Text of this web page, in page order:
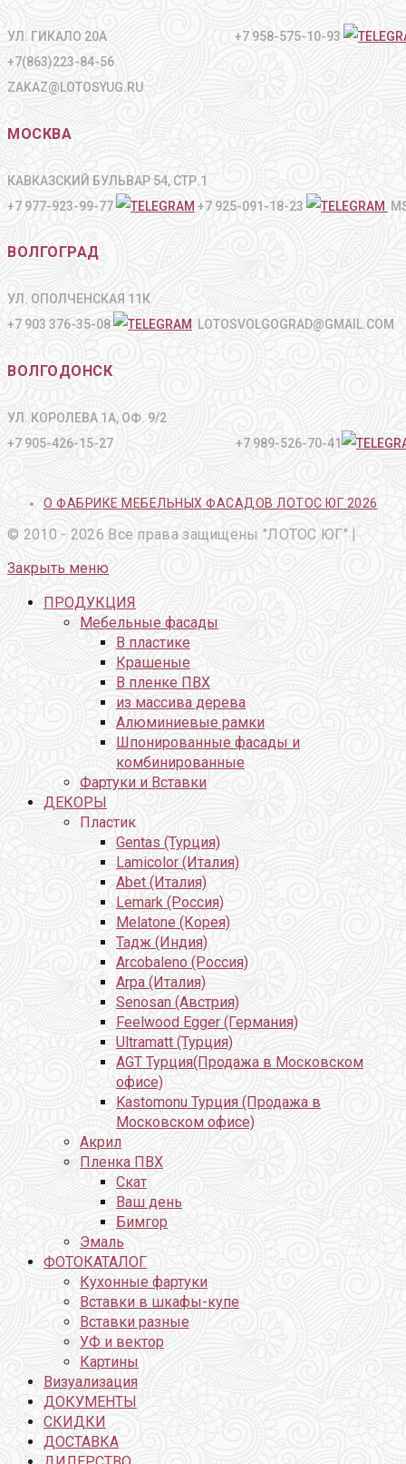
УЛ. ГИКАЛО 20А +7 958-575-10-93
+7(863)223-84-56
ZAKAZ@LOTOSYUG.RU
МОСКВА
КАВКАЗСКИЙ БУЛЬВАР 54, СТР.1
+7 977-923-99-77
+7 925-091-18-23
ВОЛГОГРАД
УЛ. ОПОЛЧЕНСКАЯ 11К
+7 903 376-35-08
LOTOSVOLGOGRAD@GMAIL.COM
ВОЛГОДОНСК
УЛ. КОРОЛЕВА 1А, ОФ. 9/2
+7 905-426-15-27 +7 989-526-70-41
О ФАБРИКЕ МЕБЕЛЬНЫХ ФАСАДОВ ЛОТОС ЮГ 2026
© 2010 - 2026 Все права защищены "ЛОТОС ЮГ" |
Закрыть меню
ПРОДУКЦИЯ
Мебельные фасады
В пластике
Крашеные
В пленке ПВХ
из массива дерева
Алюминиевые рамки
Шпонированные фасады и
комбинированные
Фартуки и Вставки
ДЕКОРЫ
Пластик
Gentas (Турция)
Lamicolor (Италия)
Abet (Италия)
Lemark (Россия)
Melatone (Корея)
Тадж (Индия)
Arcobaleno (Россия)
Arpa (Италия)
Senosan (Австрия)
Feelwood Egger (Германия)
Ultramatt (Турция)
AGT Турция(Продажа в Московском
офисе)
Kastomonu Турция (Продажа в
Московском офисе)
Акрил
Пленка ПВХ
Скат
Ваш день
Бимгор
Эмаль
ФОТОКАТАЛОГ
Кухонные фартуки
Вставки в шкафы-купе
Вставки разные
УФ и вектор
Картины
Визуализация
ДОКУМЕНТЫ
СКИДКИ
ДОСТАВКА